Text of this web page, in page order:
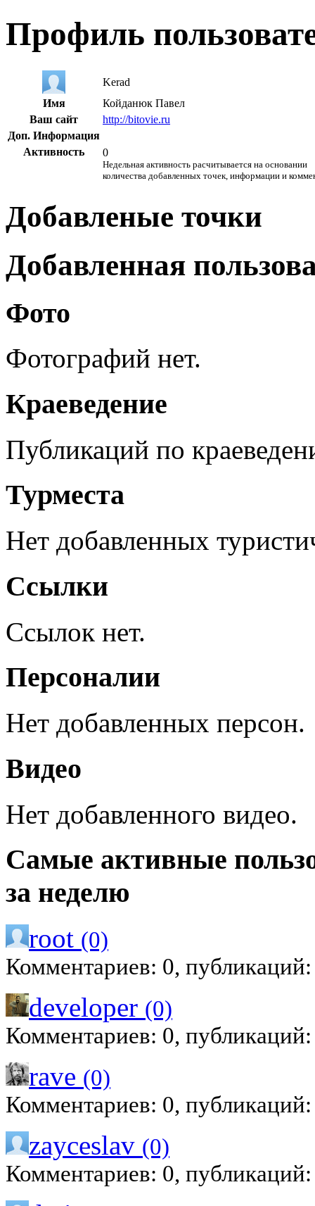
Профиль
Kerad
Имя
Койданюк Павел
Ваш сайт
http://bitovie.ru
Доп. Информация
Активность
0
Недельная активность расчитывается на основании
количества добавленных точек, информации и
Добавленые точки
Добавленная
Фото
Фотографий нет.
Краеведение
Публикаций по
Турместа
Нет добавленных
Ссылки
Ссылок нет.
Персоналии
Нет добавленных персон.
Видео
Нет добавленного видео.
Самые активные
за неделю
root (0)
Комментариев: 0,
developer (0)
Комментариев: 0,
rave (0)
Комментариев: 0,
zayceslav (0)
Комментариев: 0,